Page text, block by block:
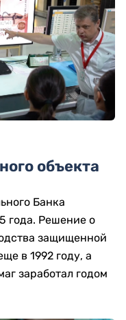
объекта
Банка
года. Решение о
защищенной
в 1992 году, а
заработал годом